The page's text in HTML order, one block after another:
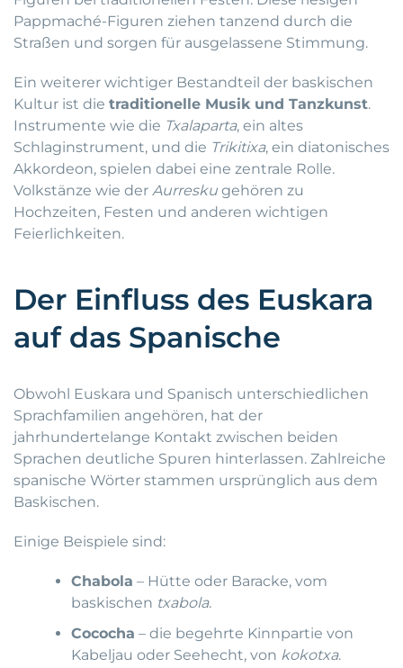
Pappmaché-Figuren ziehen tanzend durch die
Straßen und sorgen für ausgelassene Stimmung.
Ein weiterer wichtiger Bestandteil der baskischen
Kultur ist die traditionelle Musik und Tanzkunst.
Instrumente wie die Txalaparta, ein altes
Schlaginstrument, und die Trikitixa, ein diatonisches
Akkordeon, spielen dabei eine zentrale Rolle.
Volkstänze wie der Aurresku gehören zu
Hochzeiten, Festen und anderen wichtigen
Feierlichkeiten.
Der Einfluss des Euskara
auf das Spanische
Obwohl Euskara und Spanisch unterschiedlichen
Sprachfamilien angehören, hat der
jahrhundertelange Kontakt zwischen beiden
Sprachen deutliche Spuren hinterlassen. Zahlreiche
spanische Wörter stammen ursprünglich aus dem
Baskischen.
Einige Beispiele sind:
Chabola – Hütte oder Baracke, vom
baskischen txabola.
Cococha – die begehrte Kinnpartie von
Kabeljau oder Seehecht, von kokotxa.